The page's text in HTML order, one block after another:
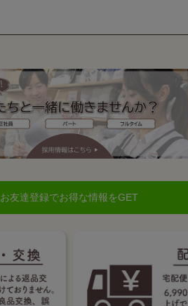
お友達登録でお得な情報をGET